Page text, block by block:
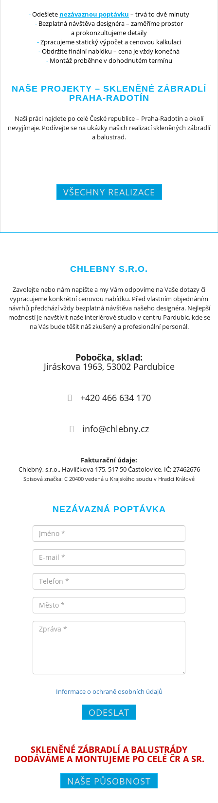
Odešlete nezávaznou poptávku – trvá to dvě minuty
Bezplatná návštěva designéra – zaměříme prostor
a prokonzultujeme detaily
Zpracujeme statický výpočet a cenovou kalkulaci
Obdržíte finální nabídku – cena je vždy konečná
Montáž proběhne v dohodnutém termínu
NAŠE PROJEKTY – SKLENĚNÉ ZÁBRADLÍ
PRAHA-RADOTÍN
Naši práci najdete po celé České republice – Praha-Radotín a okolí
nevyjímaje. Podívejte se na ukázky našich realizací skleněných zábradlí
a balustrad.
VŠECHNY REALIZACE
CHLEBNY S.R.O.
Zavolejte nebo nám napište a my Vám odpovíme na Vaše dotazy či
vypracujeme konkrétní cenovou nabídku. Před vlastním objednáním
návrhů předchází vždy bezplatná návštěva našeho designéra. Nejlepší
možností je navštívit naše interiérové studio v centru Pardubic, kde se
na Vás bude těšit náš zkušený a profesionální personál.
Pobočka, sklad:
Jiráskova 1963, 53002 Pardubice
+420 466 634 170
info@chlebny.cz
Fakturační údaje:
Chlebný, s.r.o., Havlíčkova 175, 517 50 Častolovice, IČ: 27462676
Spisová značka: C 20400 vedená u Krajského soudu v Hradci Králové
NEZÁVAZNÁ POPTÁVKA
Informace o ochraně osobních údajů
ODESLAT
SKLENĚNÉ ZÁBRADLÍ A BALUSTRÁDY
DODÁVÁME A MONTUJEME PO CELÉ ČR A SR.
NAŠE PŮSOBNOST